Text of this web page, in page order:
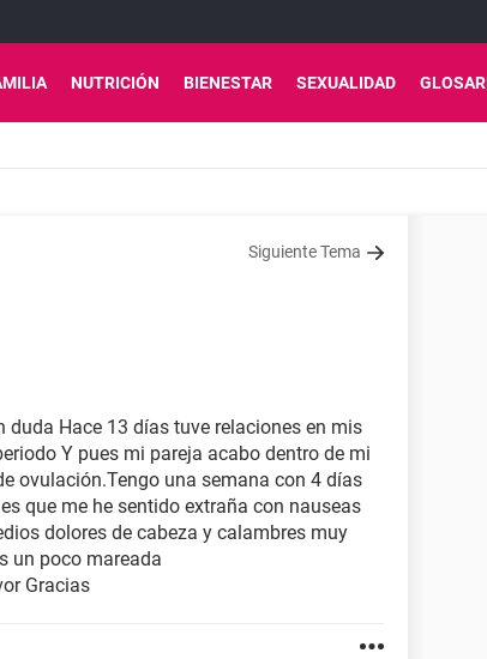
NUTRICIÓN BIENESTAR SEXUALIDAD
Siguiente Tema
Hace 13 días tuve relaciones en mis
Y pues mi pareja acabo dentro de mi
ovulación.Tengo una semana con 4 días
que me he sentido extraña con nauseas
dolores de cabeza y calambres muy
un poco mareada
Gracias